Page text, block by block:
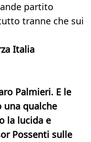
partito
tranne che sui
Italia
Palmieri. E le
qualche
la lucida e
Possenti sulle